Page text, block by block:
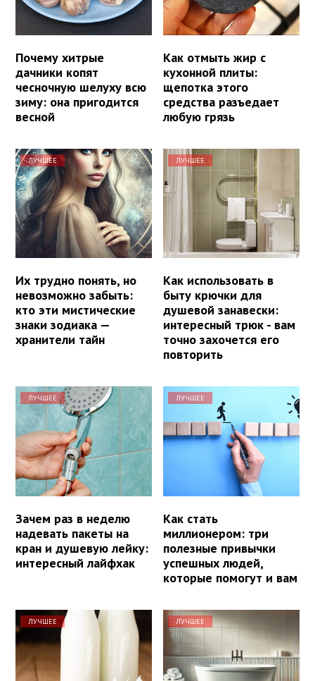
Почему хитрые
дачники копят
чесночную шелуху всю
зиму: она пригодится
весной
Как отмыть жир с
кухонной плиты:
щепотка этого
средства разъедает
любую грязь
ЛУЧШЕЕ
Их трудно понять, но
невозможно забыть:
кто эти мистические
знаки зодиака —
хранители тайн
ЛУЧШЕЕ
Как использовать в
быту крючки для
душевой занавески:
интересный трюк - вам
точно захочется его
повторить
ЛУЧШЕЕ
Зачем раз в неделю
надевать пакеты на
кран и душевую лейку:
интересный лайфхак
ЛУЧШЕЕ
Как стать
миллионером: три
полезные привычки
успешных людей,
которые помогут и вам
ЛУЧШЕЕ ЛУЧШЕЕ